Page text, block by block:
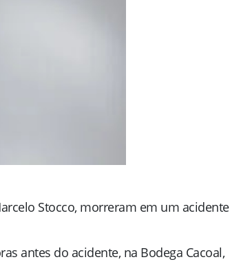
Stocco, morreram em um acidente
antes do acidente, na Bodega Cacoal,